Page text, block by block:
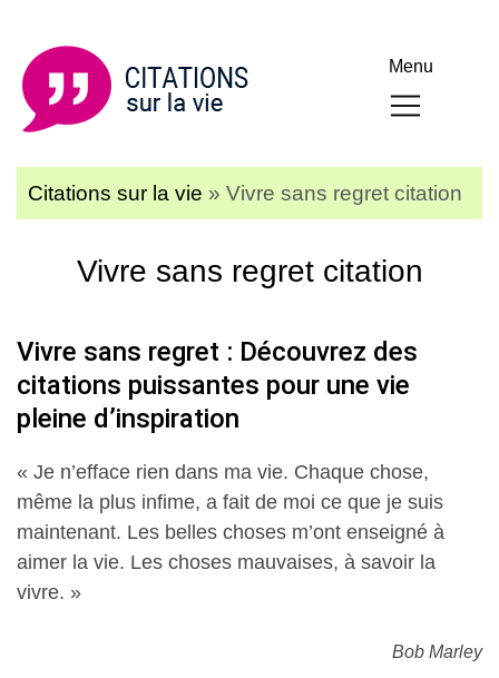
Menu
Citations sur la vie » Vivre sans regret citation
Vivre sans regret citation
Vivre sans regret : Découvrez des
citations puissantes pour une vie
pleine d’inspiration
« Je n’efface rien dans ma vie. Chaque chose,
même la plus infime, a fait de moi ce que je suis
maintenant. Les belles choses m’ont enseigné à
aimer la vie. Les choses mauvaises, à savoir la
vivre. »
Bob Marley